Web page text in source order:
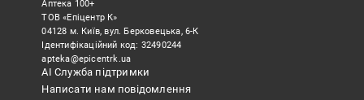
Аптека 100+
ТОВ «Епіцентр К»
04128 м. Київ, вул. Берковецька, 6-К
Ідентифікаційний код: 32490244
apteka@epicentrk.ua
АІ Служба підтримки
Написати нам повідомлення